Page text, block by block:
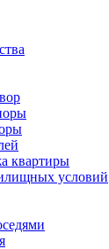
квартиры
условий